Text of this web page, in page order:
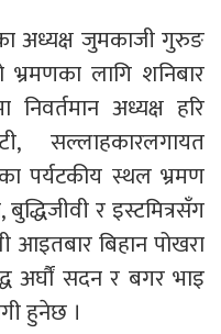
अध्यक्ष जुमकाजी गुरुङ
लागि शनिबार
अध्यक्ष हरि
सल्लाहकारलगायत
पर्यटकीय स्थल भ्रमण
बुद्धिजीवी र इस्टमित्रसँग
आइतबार बिहान पोखरा
अर्घौं सदन र बगर भाइ
हुनेछ ।